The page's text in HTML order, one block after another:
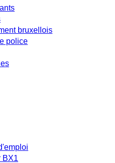
bruxellois
police
BX1